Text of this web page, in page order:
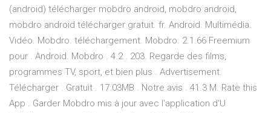
(android) télécharger mobdro android, mobdro android,
mobdro android télécharger gratuit. fr. Android. Multimédia.
Vidéo. Mobdro. téléchargement. Mobdro. 2.1.66 Freemium
pour . Android. Mobdro . 4.2 . 203. Regarde des films,
programmes TV, sport, et bien plus . Advertisement.
Télécharger . Gratuit . 17.03MB . Notre avis . 41.3 M. Rate this
App . Garder Mobdro mis à jour avec l'application d'U